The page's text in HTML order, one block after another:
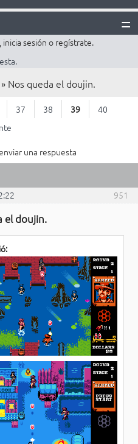
inicia sesión o regístrate.
» Nos queda el doujin.
37 38 39
40
una respuesta
951
el doujin.